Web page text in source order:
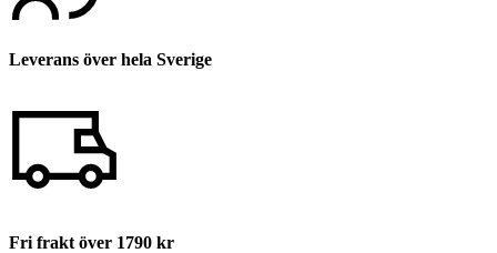
Leverans över hela Sverige
Fri frakt över 1790 kr